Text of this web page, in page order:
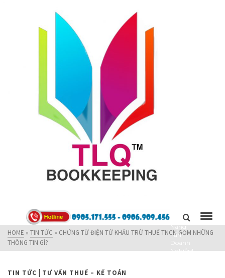
Kết Nối,
Nâng
Tầm
Doanh
Nghiệp!
HOME » TIN TỨC » CHỨNG TỪ ĐIỆN TỬ KHẤU TRỪ THUẾ TNCN GỒM NHỮNG
THÔNG TIN GÌ?
TIN TỨC | TƯ VẤN THUẾ – KẾ TOÁN